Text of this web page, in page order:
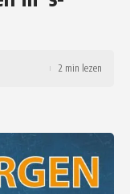
2 min lezen